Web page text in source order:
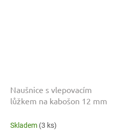
Naušnice s vlepovacím
lůžkem na kabošon 12 mm
Skladem (3 ks)